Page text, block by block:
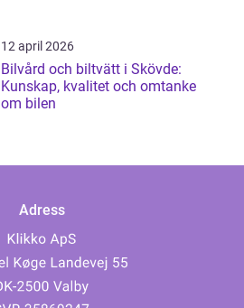
12 april 2026
Bilvård och biltvätt i Skövde:
Kunskap, kvalitet och omtanke
om bilen
Adress